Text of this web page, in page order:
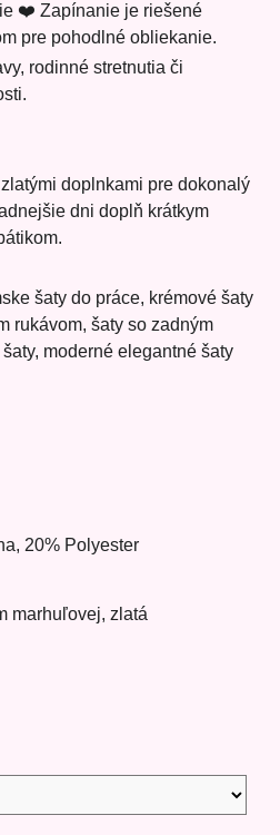
❤️ Zapínanie je riešené
pre pohodlné obliekanie.
rodinné stretnutia či
doplnkami pre dokonalý
dni doplň krátkym
šaty do práce, krémové šaty
rukávom, šaty so zadným
moderné elegantné šaty
20% Polyester
marhuľovej, zlatá